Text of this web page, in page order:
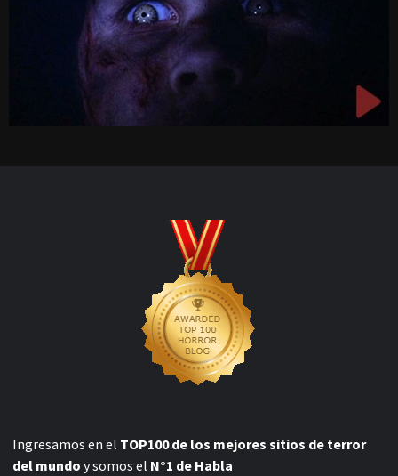
Ingresamos en el TOP100 de los mejores sitios de terror
del mundo y somos el N°1 de Habla